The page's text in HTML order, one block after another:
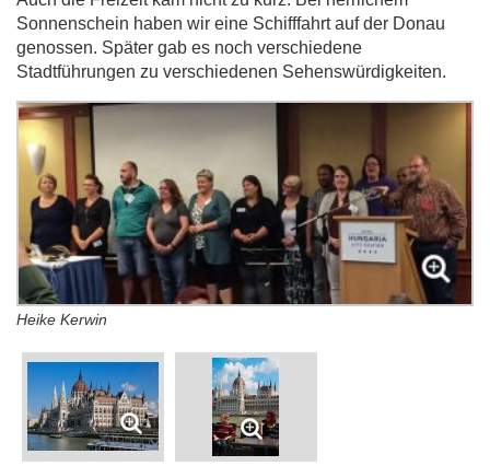
Sonnenschein haben wir eine Schifffahrt auf der Donau
genossen. Später gab es noch verschiedene
Stadtführungen zu verschiedenen Sehenswürdigkeiten.
Heike Kerwin